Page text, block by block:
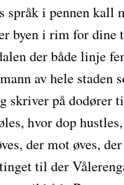
språk i pennen kall
byen i rim for dine
der både linje
av hele staden
skriver på dodører
hvor dop
der mot øves,
til der